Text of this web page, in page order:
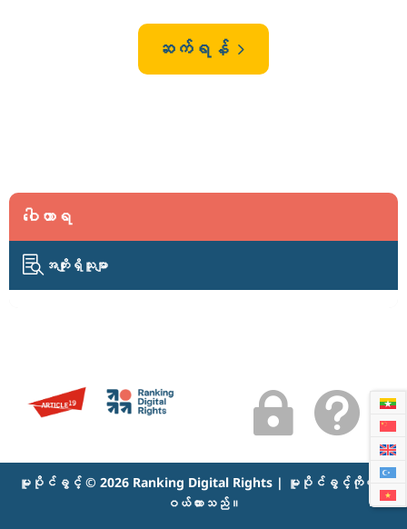
5
ဆက်ရန်
ဝေါဟာရ
 အကျိုးရှိသူမျာ
 
မူပိုင်ခွင့် © 2026 Ranking Digital Rights | မူပိုင်ခွင့်ကိုလက်
ဝယ်ထားသည်။